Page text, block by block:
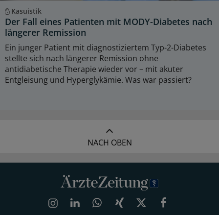
Kasuistik
Der Fall eines Patienten mit MODY-Diabetes nach
längerer Remission
Ein junger Patient mit diagnostiziertem Typ-2-Diabetes
stellte sich nach längerer Remission ohne
antidiabetische Therapie wieder vor – mit akuter
Entgleisung und Hyperglykämie. Was war passiert?
NACH OBEN